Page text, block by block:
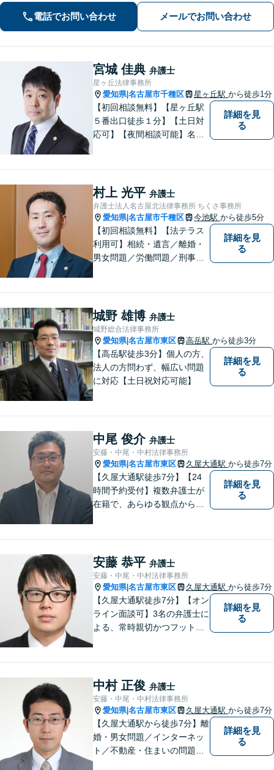
で電話相談も対応いたしますので、お
気軽にお問合せください【久屋大通駅2
分】
電話でお問い合わせ メールでお問い合わせ
宮城 佳典 弁護士
星ヶ丘法律事務所
愛知県|名古屋市千種区 星ヶ丘駅 から徒歩1分
【初回相談無料】【星ヶ丘駅
５番出口徒歩１分】【土日対
応可】【夜間相談可能】名古
詳細を見
る
村上 光平 弁護士
弁護士法人名古屋北法律事務所 ちくさ事務所
愛知県|名古屋市千種区 今池駅 から徒歩5分
【初回相談無料】【法テラス
利用可】相続・遺言／離婚・
男女問題／労働問題／刑事事
ご提供。小さなお困り事でも
構いません【夜間・休日面
談】【完全個室】【今池駅3
分】
詳細を見
る
城野 雄博 弁護士
城野総合法律事務所
愛知県|名古屋市東区 高岳駅 から徒歩3分
【高岳駅徒歩3分】個人の方、
法人の方問わず、幅広い問題
に対応【土日祝対応可能】
詳細を見
る
中尾 俊介 弁護士
安藤・中尾・中村法律事務所
愛知県|名古屋市東区 久屋大通駅 から徒歩7分
【久屋大通駅徒歩7分】【24
時間予約受付】複数弁護士が
在籍で、あらゆる観点から丁
は、一度ご相談ください。
【当日・休日・夜間相談可】
詳細を見
る
安藤 恭平 弁護士
安藤・中尾・中村法律事務所
愛知県|名古屋市東区 久屋大通駅 から徒歩7分
【久屋大通駅徒歩7分】【オン
ライン面談可】3名の弁護士に
よる、常時親切かつフットワ
隣接士業や不動産会社との緊
密な連携を実現！【初回相談
無料】
詳細を見
る
中村 正俊 弁護士
安藤・中尾・中村法律事務所
愛知県|名古屋市東区 久屋大通駅 から徒歩7分
【久屋大通駅から徒歩7分】離
婚・男女問題／インターネッ
ト／不動産・住まいの問題に
詳細を見
る